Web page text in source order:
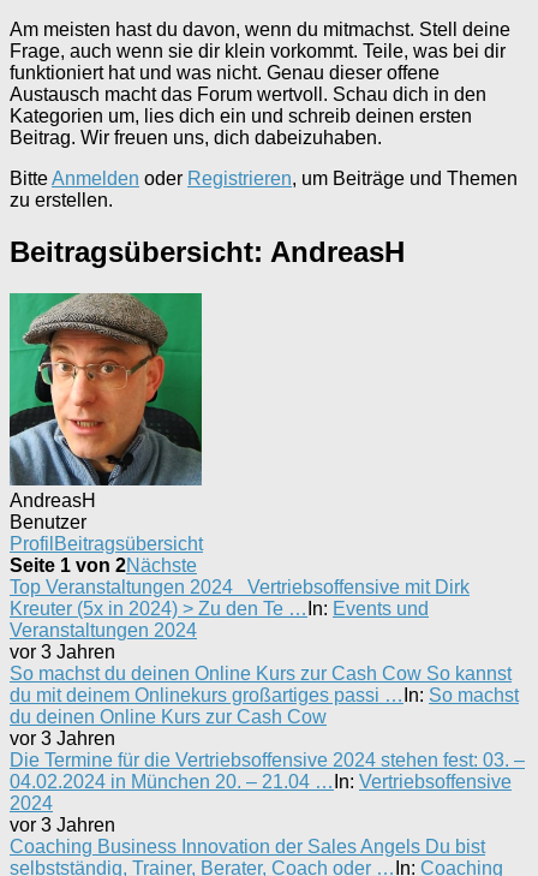
Am meisten hast du davon, wenn du mitmachst. Stell deine
Frage, auch wenn sie dir klein vorkommt. Teile, was bei dir
funktioniert hat und was nicht. Genau dieser offene
Austausch macht das Forum wertvoll. Schau dich in den
Kategorien um, lies dich ein und schreib deinen ersten
Beitrag. Wir freuen uns, dich dabeizuhaben.
BitteAnmelden oder Registrieren, um Beiträge und Themen
zu erstellen.
Beitragsübersicht: AndreasH
AndreasH
Benutzer
Profil Beitragsübersicht
Seite 1 von 2Nächste
Top Veranstaltungen 2024 Vertriebsoffensive mit Dirk
Kreuter (5x in 2024) > Zu den Te … In: Events und
Veranstaltungen 2024
vor 3 Jahren
So machst du deinen Online Kurs zur Cash Cow So kannst
du mit deinem Onlinekurs großartiges passi … In: So machst
du deinen Online Kurs zur Cash Cow
vor 3 Jahren
Die Termine für die Vertriebsoffensive 2024 stehen fest: 03. –
04.02.2024 in München 20. – 21.04 … In: Vertriebsoffensive
2024
vor 3 Jahren
Coaching Business Innovation der Sales Angels Du bist
selbstständig, Trainer, Berater, Coach oder … In: Coaching